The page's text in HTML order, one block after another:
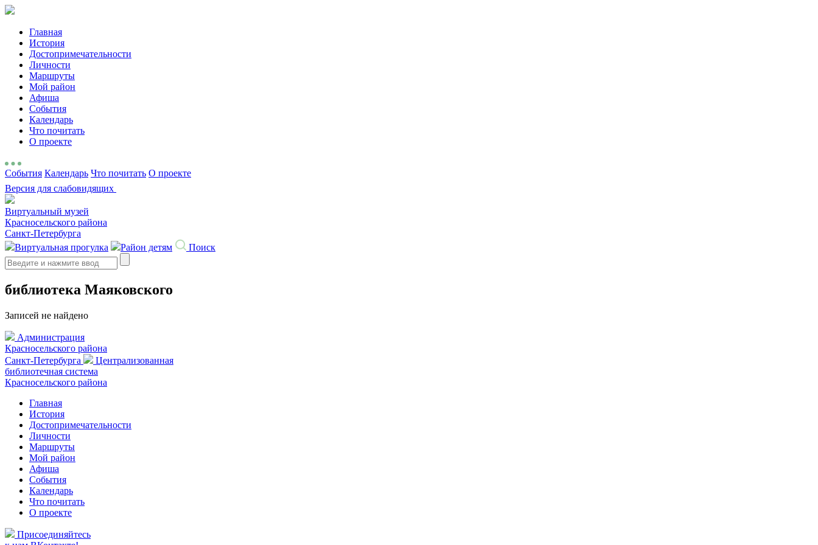
Главная
История
Достопримечательности
Личности
Маршруты
Мой район
Афиша
События
Календарь
Что почитать
О проекте
События Календарь Что почитать О проекте
Версия для слабовидящих
Виртуальный музей
Красносельского района
Санкт-Петербурга
Виртуальная прогулка
Район детям
Поиск
Search
библиотека Маяковского
Записей не найдено
Администрация
Красносельского района
Санкт-Петербурга
Централизованная
библиотечная система
Красносельского района
Главная
История
Достопримечательности
Личности
Маршруты
Мой район
Афиша
События
Календарь
Что почитать
О проекте
Присоединяйтесь